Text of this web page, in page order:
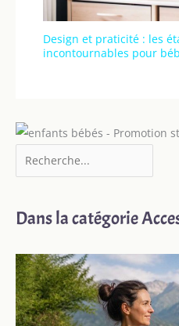
Design et praticité : les
incontournables pour
Dans la catégorie